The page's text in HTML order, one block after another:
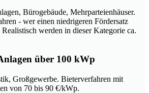
Bürogebäude, Mehrparteienhäuser.
- wer einen niedrigeren Fördersatz
werden in dieser Kategorie ca.
über 100 kWp
Großgewerbe. Bieterverfahren mit
von 70 bis 90 €/kWp.